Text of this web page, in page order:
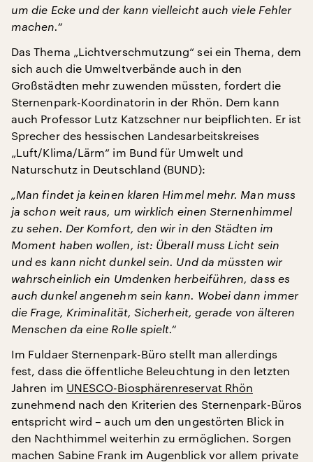
um die Ecke und der kann vielleicht auch viele Fehler
machen.“
Das Thema „Lichtverschmutzung“ sei ein Thema, dem
sich auch die Umweltverbände auch in den
Großstädten mehr zuwenden müssten, fordert die
Sternenpark-Koordinatorin in der Rhön. Dem kann
auch Professor Lutz Katzschner nur beipflichten. Er ist
Sprecher des hessischen Landesarbeitskreises
„Luft/Klima/Lärm“ im Bund für Umwelt und
Naturschutz in Deutschland (BUND):
„Man findet ja keinen klaren Himmel mehr. Man muss
ja schon weit raus, um wirklich einen Sternenhimmel
zu sehen. Der Komfort, den wir in den Städten im
Moment haben wollen, ist: Überall muss Licht sein
und es kann nicht dunkel sein. Und da müssten wir
wahrscheinlich ein Umdenken herbeiführen, dass es
auch dunkel angenehm sein kann. Wobei dann immer
die Frage, Kriminalität, Sicherheit, gerade von älteren
Menschen da eine Rolle spielt.“
Im Fuldaer Sternenpark-Büro stellt man allerdings
fest, dass die öffentliche Beleuchtung in den letzten
Jahren im UNESCO-Biosphärenreservat Rhön
zunehmend nach den Kriterien des Sternenpark-Büros
entspricht wird – auch um den ungestörten Blick in
den Nachthimmel weiterhin zu ermöglichen. Sorgen
machen Sabine Frank im Augenblick vor allem private